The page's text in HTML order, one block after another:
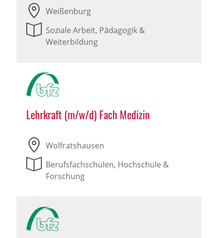
Weißenburg
Soziale Arbeit, Pädagogik &
Weiterbildung
Lehrkraft (m/w/d) Fach Medizin
Wolfratshausen
Berufsfachschulen, Hochschule &
Forschung